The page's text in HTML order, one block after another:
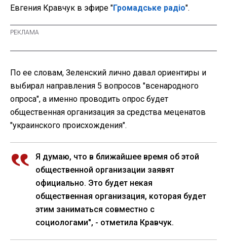
Евгения Кравчук в эфире "Громадське радіо".
По ее словам, Зеленский лично давал ориентиры и
выбирал направления 5 вопросов "всенародного
опроса", а именно проводить опрос будет
общественная организация за средства меценатов
"украинского происхождения".
Я думаю, что в ближайшее время об этой
общественной организации заявят
официально. Это будет некая
общественная организация, которая будет
этим заниматься совместно с
социологами", - отметила Кравчук.